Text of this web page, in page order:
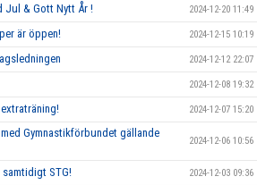
Jul & Gott Nytt År ! 2024-12-20 11:49
är öppen! 2024-12-15 10:19
2024-12-12 22:07
2024-12-08 19:32
2024-12-07 15:20
Gymnastikförbundet gällande
2024-12-06 10:56
STG! 2024-12-03 09:36